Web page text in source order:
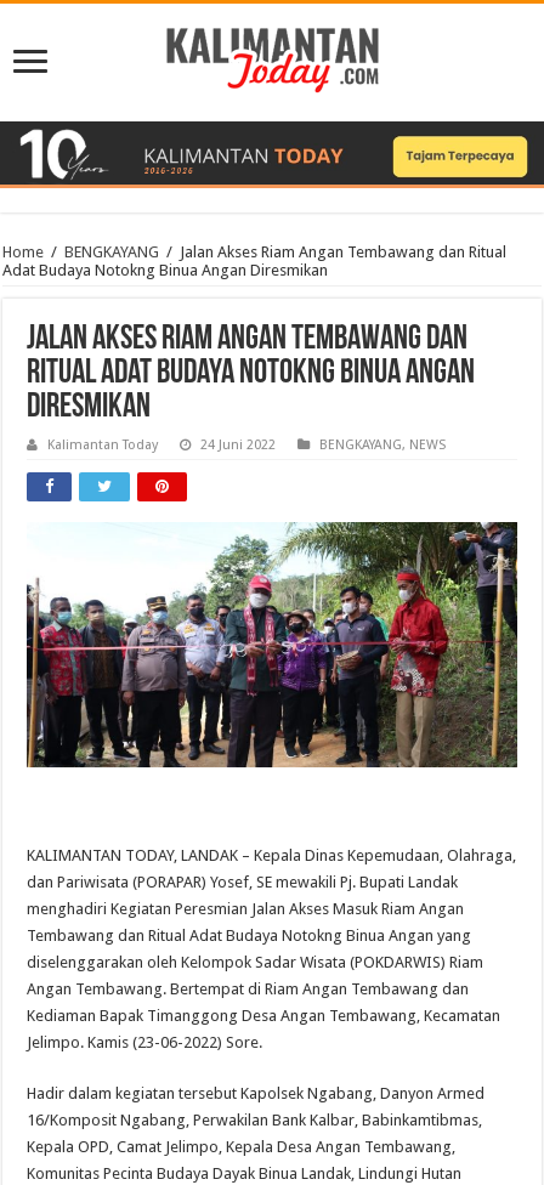
Home / BENGKAYANG / Jalan Akses Riam Angan Tembawang dan Ritual
Adat Budaya Notokng Binua Angan Diresmikan
Jalan Akses Riam Angan Tembawang dan
Ritual Adat Budaya Notokng Binua Angan
Diresmikan
Kalimantan Today 24 Juni 2022 BENGKAYANG, NEWS
KALIMANTAN TODAY, LANDAK – Kepala Dinas Kepemudaan, Olahraga,
dan Pariwisata (PORAPAR) Yosef, SE mewakili Pj. Bupati Landak
menghadiri Kegiatan Peresmian Jalan Akses Masuk Riam Angan
Tembawang dan Ritual Adat Budaya Notokng Binua Angan yang
diselenggarakan oleh Kelompok Sadar Wisata (POKDARWIS) Riam
Angan Tembawang. Bertempat di Riam Angan Tembawang dan
Kediaman Bapak Timanggong Desa Angan Tembawang, Kecamatan
Jelimpo. Kamis (23-06-2022) Sore.
Hadir dalam kegiatan tersebut Kapolsek Ngabang, Danyon Armed
16/Komposit Ngabang, Perwakilan Bank Kalbar, Babinkamtibmas,
Kepala OPD, Camat Jelimpo, Kepala Desa Angan Tembawang,
Komunitas Pecinta Budaya Dayak Binua Landak, Lindungi Hutan